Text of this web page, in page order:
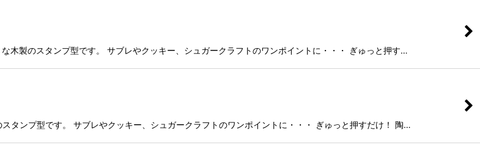
製のスタンプ型です。 サブレやクッキー、シュガークラフトのワンポイントに・・・ ぎゅっと押す…
ンプ型です。 サブレやクッキー、シュガークラフトのワンポイントに・・・ ぎゅっと押すだけ！ 陶…